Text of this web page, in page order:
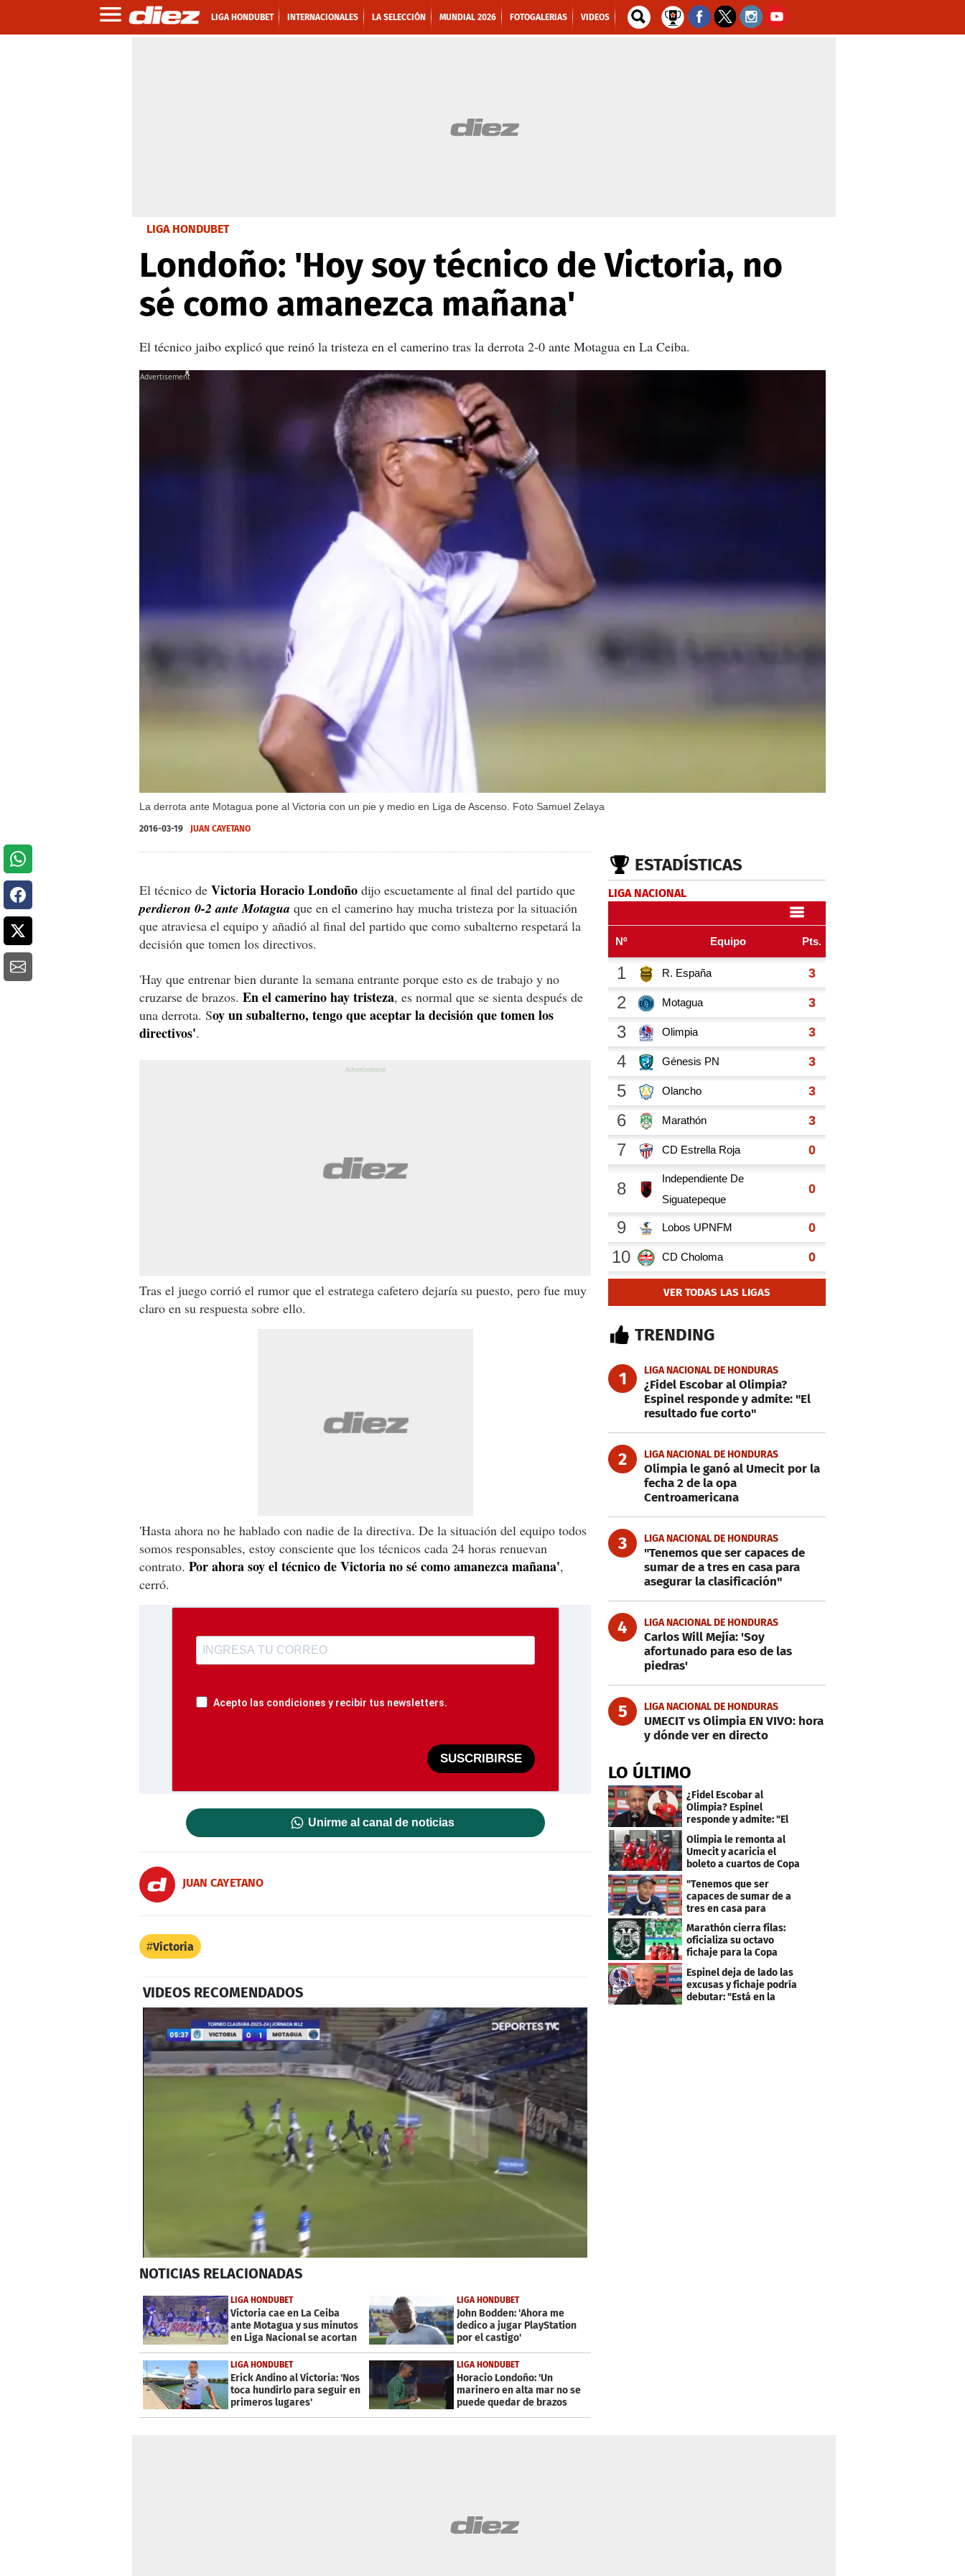
LIGA HONDUBET INTERNACIONALES LA SELECCIÓN MUNDIAL 2026 FOTOGALERIAS VIDEOS
LIGA HONDUBET
Londoño: 'Hoy soy técnico de Victoria, no
sé como amanezca mañana'
El técnico jaibo explicó que reinó la tristeza en el camerino tras la derrota 2-0 ante Motagua en La Ceiba.
La derrota ante Motagua pone al Victoria con un pie y medio en Liga de Ascenso. Foto Samuel Zelaya
X
2016-03-19 JUAN CAYETANO
El técnico de Victoria Horacio Londoño dijo escuetamente al final del partido que
perdieron 0-2 ante Motagua que en el camerino hay mucha tristeza por la situación
que atraviesa el equipo y añadió al final del partido que como subalterno respetará la
decisión que tomen los directivos.
'Hay que entrenar bien durante la semana entrante porque esto es de trabajo y no
cruzarse de brazos. En el camerino hay tristeza, es normal que se sienta después de
una derrota. Soy un subalterno, tengo que aceptar la decisión que tomen los
directivos'.
Tras el juego corrió el rumor que el estratega cafetero dejaría su puesto, pero fue muy
claro en su respuesta sobre ello.
'Hasta ahora no he hablado con nadie de la directiva. De la situación del equipo todos
somos responsables, estoy consciente que los técnicos cada 24 horas renuevan
contrato. Por ahora soy el técnico de Victoria no sé como amanezca mañana',
cerró.
Acepto las condiciones y recibir tus newsletters.
SUSCRIBIRSE
Unirme al canal de noticias
JUAN CAYETANO
Victoria
VIDEOS RECOMENDADOS
seconds
2
minutes,
33
secondsVolume
0%
NOTICIAS RELACIONADAS
LIGA HONDUBET
Victoria cae en La Ceiba
ante Motagua y sus minutos
en Liga Nacional se acortan
LIGA HONDUBET
John Bodden: 'Ahora me
dedico a jugar PlayStation
por el castigo'
LIGA HONDUBET
Erick Andino al Victoria: 'Nos
toca hundirlo para seguir en
primeros lugares'
LIGA HONDUBET
Horacio Londoño: 'Un
marinero en alta mar no se
puede quedar de brazos
cruzados'
ESTADÍSTICAS
LIGA NACIONAL
VER TODAS LAS LIGAS
TRENDING
1 LIGA NACIONAL DE HONDURAS
¿Fidel Escobar al Olimpia?
Espinel responde y admite: "El
resultado fue corto"
2 LIGA NACIONAL DE HONDURAS
Olimpia le ganó al Umecit por la
fecha 2 de la opa
Centroamericana
3 LIGA NACIONAL DE HONDURAS
"Tenemos que ser capaces de
sumar de a tres en casa para
asegurar la clasificación"
4 LIGA NACIONAL DE HONDURAS
Carlos Will Mejía: 'Soy
afortunado para eso de las
piedras'
5 LIGA NACIONAL DE HONDURAS
UMECIT vs Olimpia EN VIVO: hora
y dónde ver en directo
LO ÚLTIMO
¿Fidel Escobar al
Olimpia? Espinel
responde y admite: "El
resultado fue corto"
Olimpia le remonta al
Umecit y acaricia el
boleto a cuartos de Copa
"Tenemos que ser
capaces de sumar de a
tres en casa para
asegurar la
clasificación"
Marathón cierra filas:
oficializa su octavo
fichaje para la Copa
Centroamericana
Espinel deja de lado las
excusas y fichaje podría
debutar: "Está en la